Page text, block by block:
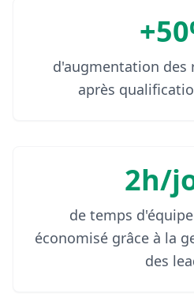
d'augmentation des
après
2h/
de temps
économisé grâce à la
des